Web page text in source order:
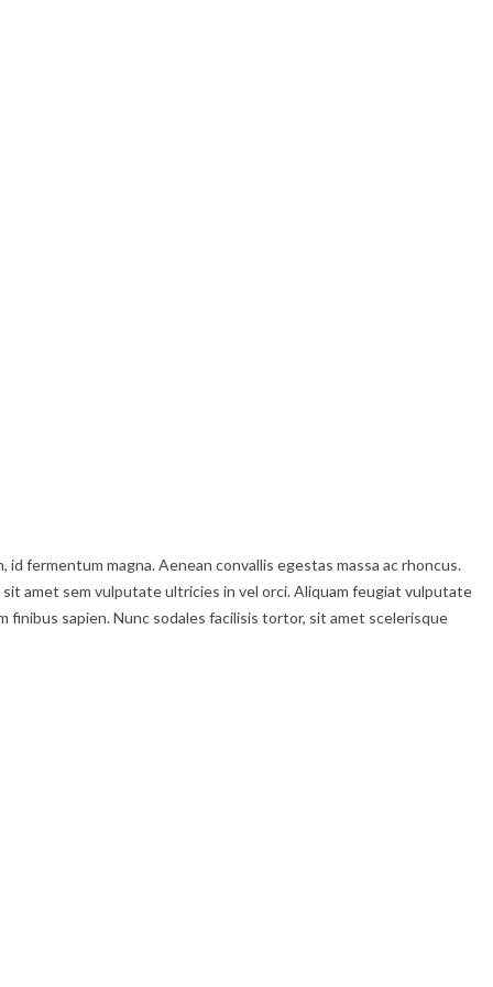
fermentum magna. Aenean convallis egestas massa ac rhoncus.
amet sem vulputate ultricies in vel orci. Aliquam feugiat vulputate
sapien. Nunc sodales facilisis tortor, sit amet scelerisque